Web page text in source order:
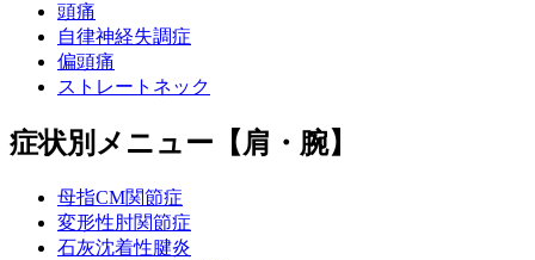
頭痛
自律神経失調症
偏頭痛
ストレートネック
症状別メニュー【肩・腕】
母指CM関節症
変形性肘関節症
石灰沈着性腱炎